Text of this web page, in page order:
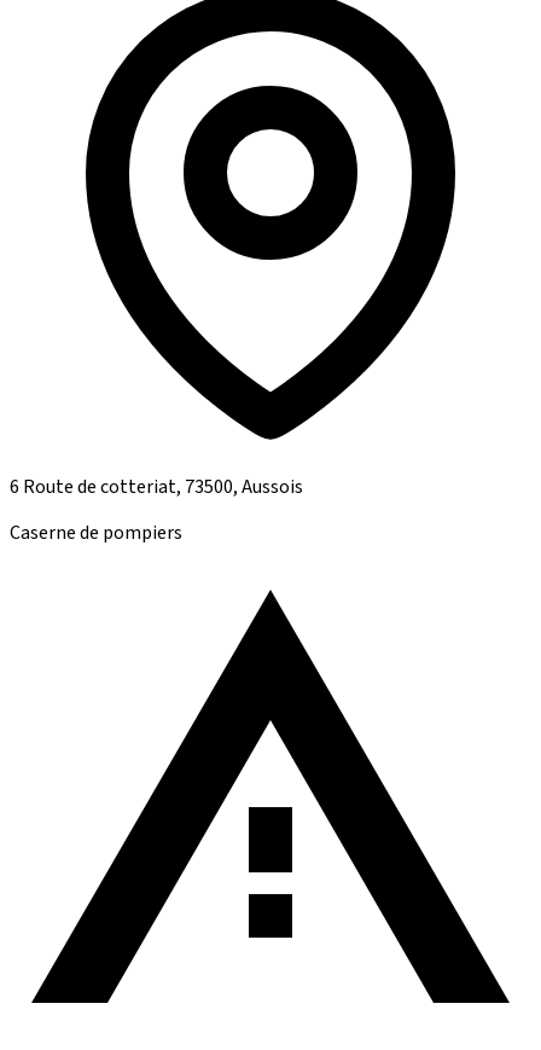
6 Route de cotteriat, 73500, Aussois
Caserne de pompiers